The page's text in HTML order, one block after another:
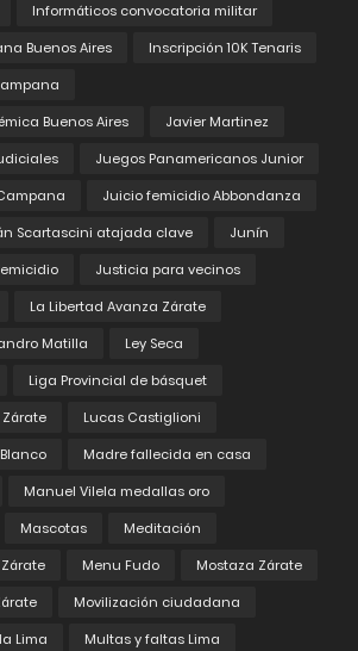
Informáticos convocatoria militar
Buenos Aires
Inscripción 10K Tenaris
Buenos Aires
Javier Martinez
Juegos Panamericanos Junior
Juicio femicidio Abbondanza
Scartascini atajada clave
Junín
Justicia para vecinos
La Libertad Avanza Zárate
Matilla
Ley Seca
Liga Provincial de básquet
Lucas Castiglioni
Madre fallecida en casa
Manuel Vilela medallas oro
Mascotas
Meditación
Menu Fudo
Mostaza Zárate
Movilización ciudadana
Lima
Multas y faltas Lima